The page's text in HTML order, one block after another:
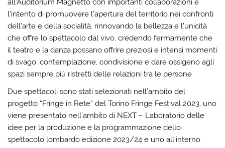
all’Auditorium Magnetto con importanti collaborazioni e
l’intento di promuovere l’apertura del territorio nei confronti
dell’arte e della socialità, rinnovando la bellezza e l’unicità
che offre lo spettacolo dal vivo, credendo fermamente che
il teatro e la danza possano offrire preziosi e intensi momenti
di svago, contemplazione, condivisione e dare ossigeno agli
spazi sempre più ristretti delle relazioni tra le persone
Due spettacoli sono stati selezionati nell’ambito del
progetto “Fringe in Rete” del Torino Fringe Festival 2023, uno
viene presentato nell’ambito di NEXT – Laboratorio delle
idee per la produzione e la programmazione dello
spettacolo lombardo edizione 2023/24 e uno all’interno